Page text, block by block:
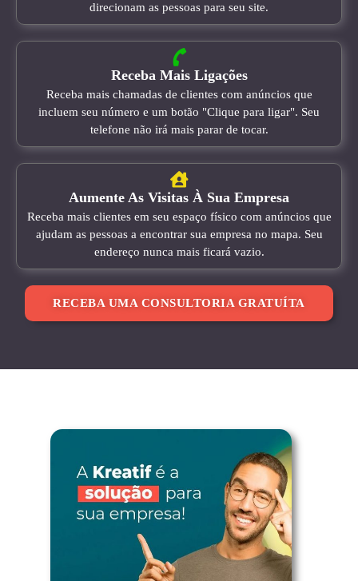
direcionam as pessoas para seu site.
Receba Mais Ligações
Receba mais chamadas de clientes com anúncios que
incluem seu número e um botão "Clique para ligar". Seu
telefone não irá mais parar de tocar.
Aumente As Visitas À Sua Empresa
Receba mais clientes em seu espaço físico com anúncios que
ajudam as pessoas a encontrar sua empresa no mapa. Seu
endereço nunca mais ficará vazio.
RECEBA UMA CONSULTORIA GRATUÍTA